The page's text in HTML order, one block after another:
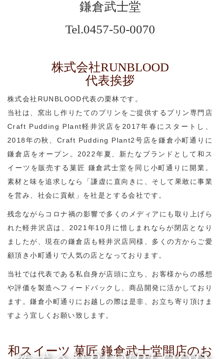
鎌倉武士堂
Tel.0457-50-0070
株式会社RUNBLOOD
代表挨拶
株式会社RUNBLOOD代表の栗林です。
当社は、窯出し作りたてのプリンをご提供するプリン専門店
Craft Pudding Plant軽井沢店を2017年春にスタートし、
2018年の秋、Craft Pudding Plant2号店を鎌倉小町通りに
鎌倉店をオープン。2022年夏、新たなブランドとして和ス
イーツを販売する菓匠 鎌倉武士堂を同じ小町通りに開業。
素材と味を追求しなら「謙虚に直向きに、そして果敢に事業
を営み、社会に貢献」を社是とする会社です。
残念ながらコロナ禍の影響で多くのメディアにも取り上げら
れた軽井沢店は、2021年10月に惜しまれならが閉店となり
ましたが、現在の鎌倉店も軽井沢店同様、多くの方からご愛
顧頂き小町通りで人気の店となっております。
当社では代表である私自身が店頭に立ち、お客様からの感想
や評価を製造へフィードバックし、商品開発に活かしており
ます。鎌倉小町通りにお越しの際は是非、お立ち寄り頂けま
すよう宜しくお願い致します。
和スイーツ 菓匠 鎌倉武士堂開店のお